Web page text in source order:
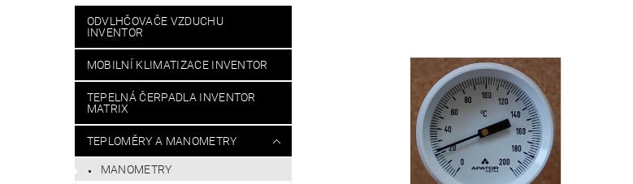
ODVLHČOVAČE VZDUCHU
INVENTOR
MOBILNÍ KLIMATIZACE INVENTOR
TEPELNÁ ČERPADLA INVENTOR
MATRIX
TEPLOMĚRY A MANOMETRY
MANOMETRY